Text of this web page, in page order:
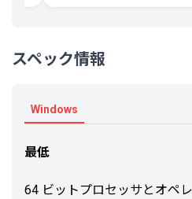
スペック情報
Windows
最低
64 ビットプロセッサとオペ